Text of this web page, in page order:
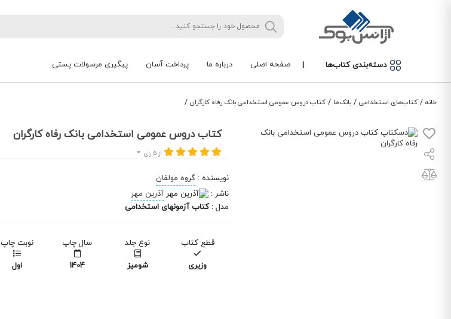
دسته‌بندی کتاب‌ها | صفحه اصلی درباره ما پرداخت آسان پیگیری مرسولات پستی
خانه / کتاب‌های استخدامی / بانک‌ها / کتاب دروس عمومی استخدامی بانک رفاه کارگران /
کتاب دروس عمومی استخدامی بانک رفاه کارگران
از 5 رای
نویسنده : گروه مولفان
ناشر :
آذرین مهر
مدل :کتاب آزمونهای استخدامی
قطع کتاب
وزیری
نوع جلد
شومیز
سال چاپ
1404
نوبت چاپ
اول